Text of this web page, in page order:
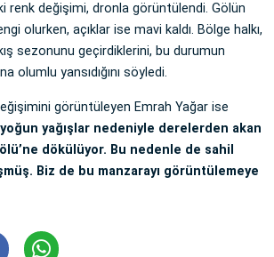
renk değişimi, dronla görüntülendi. Gölün
olurken, açıklar ise mavi kaldı. Bölge halkı,
kış sezonunu geçirdiklerini, bu durumun
olumlu yansıdığını söyledi.
görüntüleyen Emrah Yağar ise
yağışlar nedeniyle derelerden akan
dökülüyor. Bu nedenle de sahil
Biz de bu manzarayı görüntülemeye